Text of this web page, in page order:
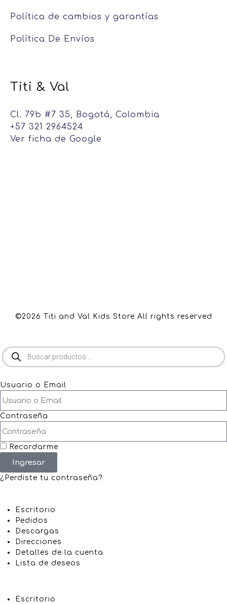
Política de cambios y garantías
Política De Envíos
Titi & Val
Cl. 79b #7 35, Bogotá, Colombia
+57 321 2964524
Ver ficha de Google
©2026 Titi and Val Kids Store All rights reserved
Usuario o Email
Contraseña
Recordarme
Ingresar
¿Perdiste tu contraseña?
Escritorio
Pedidos
Descargas
Direcciones
Detalles de la cuenta
Lista de deseos
Escritorio